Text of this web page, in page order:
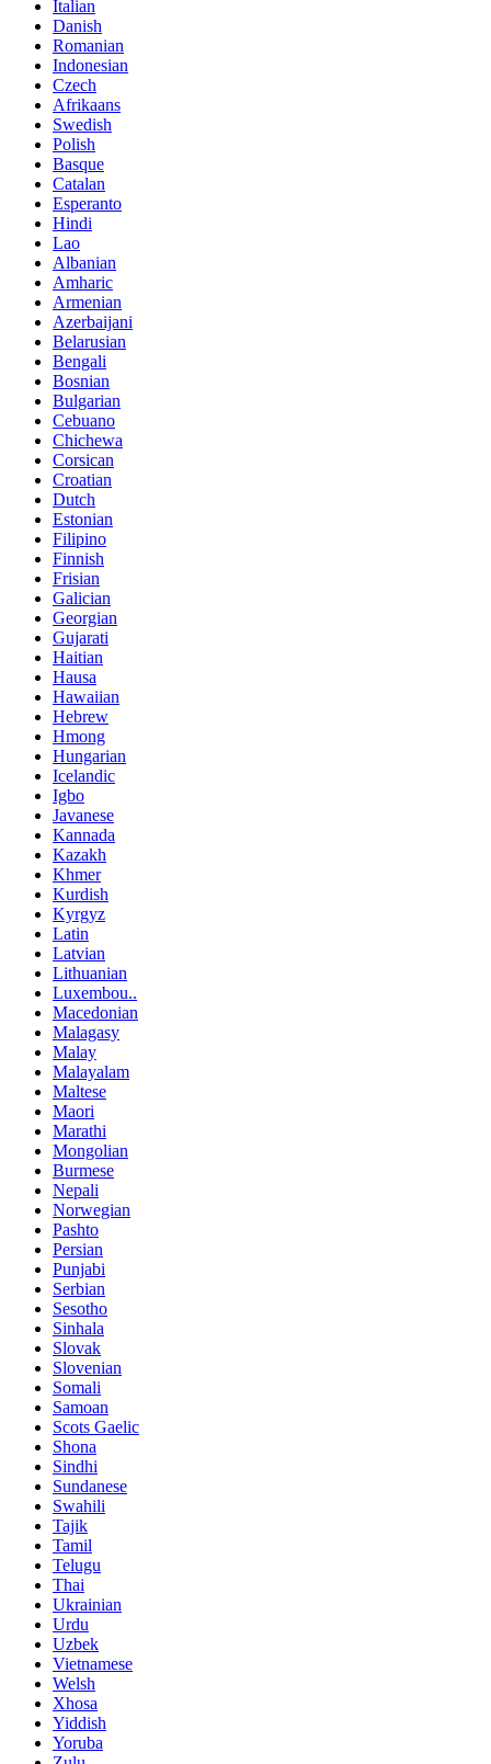
Italian
Danish
Romanian
Indonesian
Czech
Afrikaans
Swedish
Polish
Basque
Catalan
Esperanto
Hindi
Lao
Albanian
Amharic
Armenian
Azerbaijani
Belarusian
Bengali
Bosnian
Bulgarian
Cebuano
Chichewa
Corsican
Croatian
Dutch
Estonian
Filipino
Finnish
Frisian
Galician
Georgian
Gujarati
Haitian
Hausa
Hawaiian
Hebrew
Hmong
Hungarian
Icelandic
Igbo
Javanese
Kannada
Kazakh
Khmer
Kurdish
Kyrgyz
Latin
Latvian
Lithuanian
Luxembou..
Macedonian
Malagasy
Malay
Malayalam
Maltese
Maori
Marathi
Mongolian
Burmese
Nepali
Norwegian
Pashto
Persian
Punjabi
Serbian
Sesotho
Sinhala
Slovak
Slovenian
Somali
Samoan
Scots Gaelic
Shona
Sindhi
Sundanese
Swahili
Tajik
Tamil
Telugu
Thai
Ukrainian
Urdu
Uzbek
Vietnamese
Welsh
Xhosa
Yiddish
Yoruba